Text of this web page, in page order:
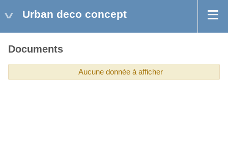
Urban deco concept
Documents
Aucune donnée à afficher